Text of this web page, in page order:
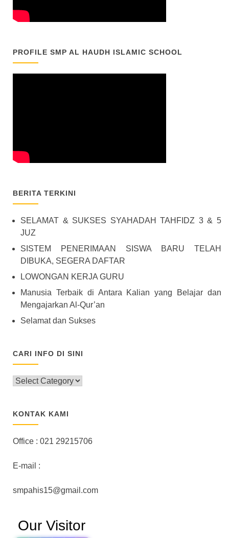
PROFILE SMP AL HAUDH ISLAMIC SCHOOL
BERITA TERKINI
SELAMAT & SUKSES SYAHADAH TAHFIDZ 3 & 5
JUZ
SISTEM PENERIMAAN SISWA BARU TELAH
DIBUKA, SEGERA DAFTAR
LOWONGAN KERJA GURU
Manusia Terbaik di Antara Kalian yang Belajar dan
Mengajarkan Al-Qur’an
Selamat dan Sukses
CARI INFO DI SINI
CARI
SINI
KONTAK KAMI
Office : 021 29215706
E-mail :
smpahis15@gmail.com
Our Visitor